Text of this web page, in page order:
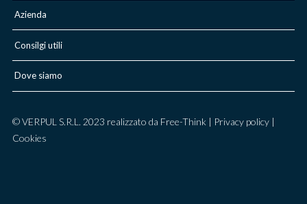
Azienda
Consilgi utili
Dove siamo
© VERPUL S.R.L. 2023 realizzato da Free-Think | Privacy policy|
Cookies